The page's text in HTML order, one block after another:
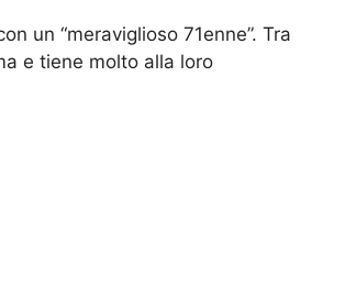
un “meraviglioso 71enne”. Tra
e tiene molto alla loro